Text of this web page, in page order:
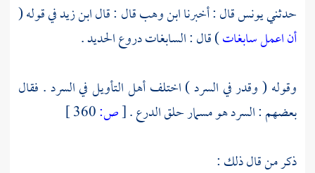
حدثنييونسقال : أخبرناابن وهبقال : قالابن زيدفي قوله (
أن اعمل سابغات) قال : السابغات دروع الحديد .
وقوله ( وقدر في السرد ) اختلف أهل التأويل في السرد . فقال
بعضهم : السرد هو مسمار حلق الدرع .[ص:
ذكر من قال ذلك :